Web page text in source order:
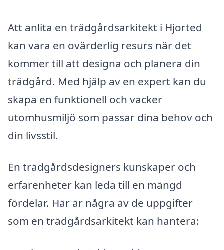
Att anlita en trädgårdsarkitekt i Hjorted
kan vara en ovärderlig resurs när det
kommer till att designa och planera din
trädgård. Med hjälp av en expert kan du
skapa en funktionell och vacker
utomhusmiljö som passar dina behov och
din livsstil.
En trädgårdsdesigners kunskaper och
erfarenheter kan leda till en mängd
fördelar. Här är några av de uppgifter
som en trädgårdsarkitekt kan hantera: